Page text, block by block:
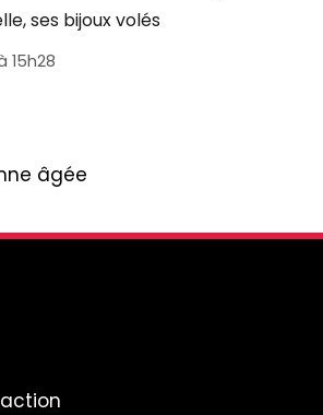
ses bijoux volés
15h28
âgée